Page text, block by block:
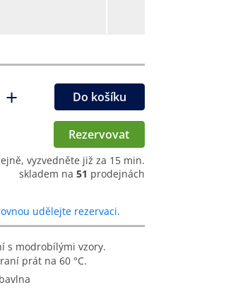
+ Do košíku
Rezervovat
vyzvedněte již za 15 min.
skladem na 51 prodejnách
udělejte rezervaci.
prát na 60 °C.